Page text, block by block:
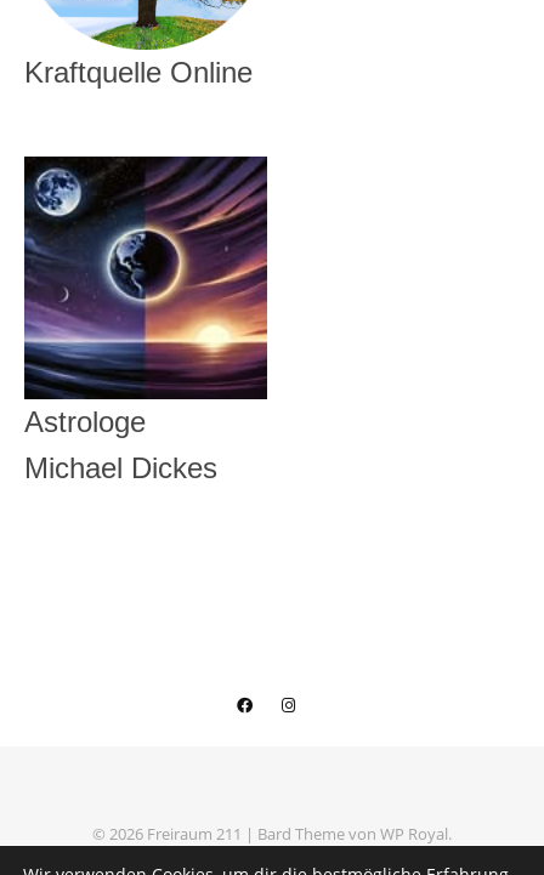
Kraftquelle Online
Astrologe
Michael Dickes
© 2026 Freiraum 211 | Bard Theme von WP Royal.
Datenschutzerklärung
Impressum